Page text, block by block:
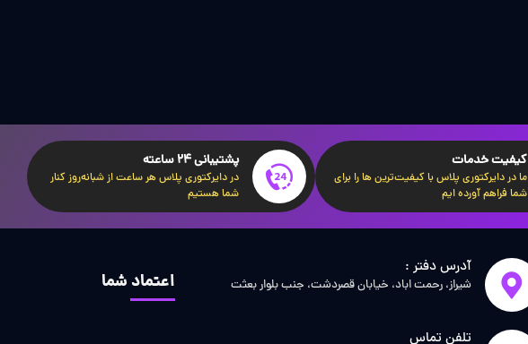
کیفیت خدمات
ما در دایرکتوری پلاس با کیفیت‌ترین ها را برای
شما فراهم آورده ایم
پشتیبانی 24 ساعته
در دایرکتوری پلاس هر ساعت از شبانه‌روز کنار
شما هستیم
آدرس دفتر :
شیراز، رحمت اباد، خیابان قصردشت، جنب بلوار بعثت
تلفن تماس
اعتماد شما